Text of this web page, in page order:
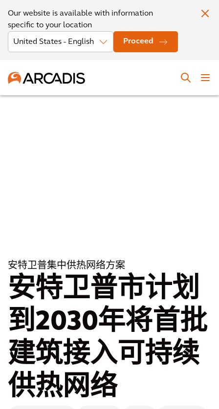
Our website is available with information
specific to your location
Proceed
安特卫普集中供热网络方案
安特卫普市计划
到2030年将首批
建筑接入可持续
供热网络